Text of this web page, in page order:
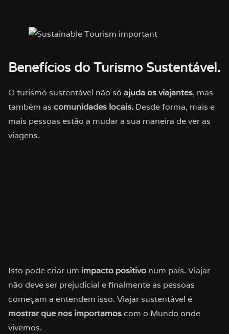
Benefícios do Turismo Sustentável.
O turismo sustentável não só ajuda os viajantes, mas
também as comunidades locais. Desde forma, mais e
mais pessoas estão a mudar a sua maneira de ver as
viagens.
Isto pode criar um impacto positivo num país. Viajar
não deve ser prejudicial e finalmente as pessoas
começam a entendem isso. Viajar sustentável é
mostrar que nos importamoscom o Mundo onde
vivemos. ​